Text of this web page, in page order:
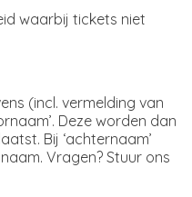
waarbij tickets niet
(incl. vermelding van
Deze worden dan
Bij ‘achternaam’
Vragen? Stuur ons